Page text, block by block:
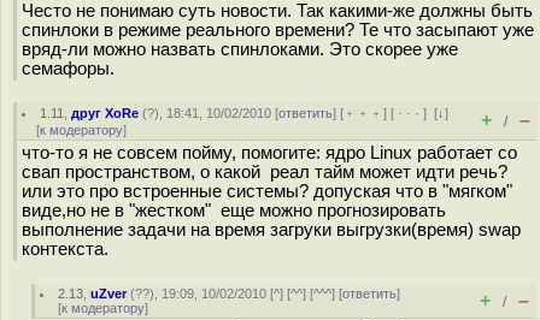
Често не понимаю суть новости. Так какими-же должны быть
спинлоки в режиме реального времени? Те что засыпают уже
вряд-ли можно назвать спинлоками. Это скорее уже
семафоры.
1.11 друг XoRe (?), 18:41, 10/02/2010 [ответить] [ ﹢﹢﹢] [ · · ·][↓]
[к модератору] + / –
что-то я не совсем пойму, помогите: ядро Linux работает со
свап пространством, о какой реал тайм может идти речь?
или это про встроенные системы? допуская что в "мягком"
виде,но не в "жестком" еще можно прогнозировать
выполнение задачи на время загруки выгрузки(время) swap
контекста.
2.13 ,uZver(??), 19:09, 10/02/2010 [^] [^^] [^^^] [ответить]
[к модератору] + / –